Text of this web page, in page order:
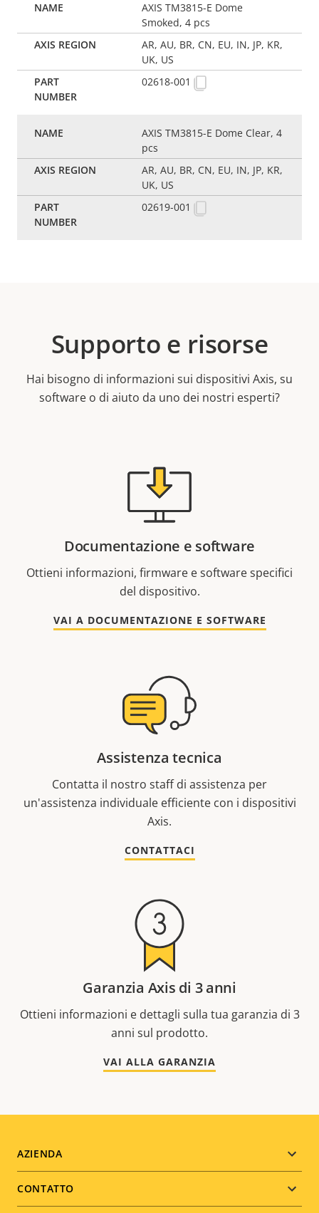
AXIS TM3815-E Dome
Smoked, 4 pcs
AR, AU, BR, CN, EU, IN, JP, KR,
UK, US
02618-001
AXIS TM3815-E Dome Clear, 4
pcs
AR, AU, BR, CN, EU, IN, JP, KR,
UK, US
02619-001
Supporto e risorse
Hai bisogno di informazioni sui dispositivi Axis, su
software o di aiuto da uno dei nostri esperti?
Documentazione e software
Ottieni informazioni, firmware e software specifici
del dispositivo.
VAI A DOCUMENTAZIONE E SOFTWARE
Assistenza tecnica
Contatta il nostro staff di assistenza per
un'assistenza individuale efficiente con i dispositivi
Axis.
CONTATTACI
Garanzia Axis di 3 anni
Ottieni informazioni e dettagli sulla tua garanzia di 3
anni sul prodotto.
VAI ALLA GARANZIA
Footer
menu
AZIENDA
CONTATTO